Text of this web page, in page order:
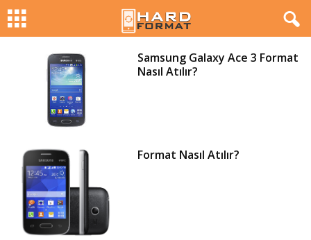
Samsung Galaxy Ace 3 Format
Nasıl Atılır?
Format Nasıl Atılır?